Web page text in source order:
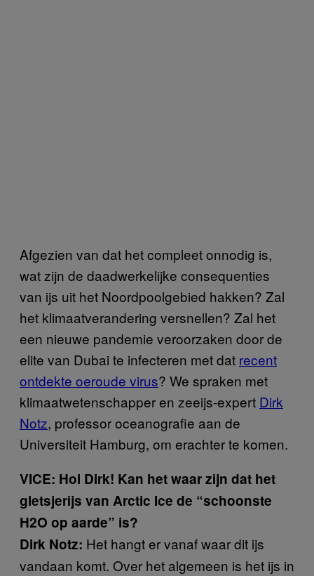
Afgezien van dat het compleet onnodig is,
wat zijn de daadwerkelijke consequenties
van ijs uit het Noordpoolgebied hakken? Zal
het klimaatverandering versnellen? Zal het
een nieuwe pandemie veroorzaken door de
elite van Dubai te infecteren met dat recent
ontdekte oeroude virus? We spraken met
klimaatwetenschapper en zeeijs-expert Dirk
Notz, professor oceanografie aan de
Universiteit Hamburg, om erachter te komen.
VICE: Hoi Dirk! Kan het waar zijn dat het
gletsjerijs van Arctic Ice de “schoonste
H2O op aarde” is?
Dirk Notz: Het hangt er vanaf waar dit ijs
vandaan komt. Over het algemeen is het ijs in